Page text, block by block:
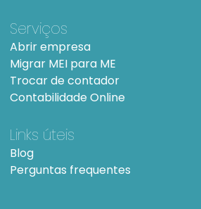
Serviços
Abrir empresa
Migrar MEI para ME
Trocar de contador
Contabilidade Online
Links úteis
Blog
Perguntas frequentes